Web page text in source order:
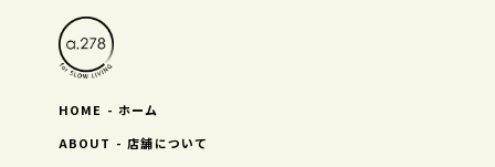
HOME - ホーム
ABOUT - 店舗について